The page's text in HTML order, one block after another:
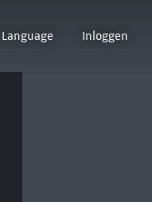
Language Inloggen